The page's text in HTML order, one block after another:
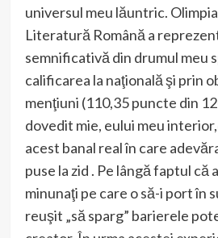
universul meu lăuntric.
Literatură Română a
semnificativă din drumul meu
calificarea la naţională şi prin
menţiuni (110,35 puncte din
dovedit mie, eului meu
acest banal real în care
puse la zid . Pe lângă faptul că
minunaţi pe care o să-i port în
reuşit „să sparg” barierele